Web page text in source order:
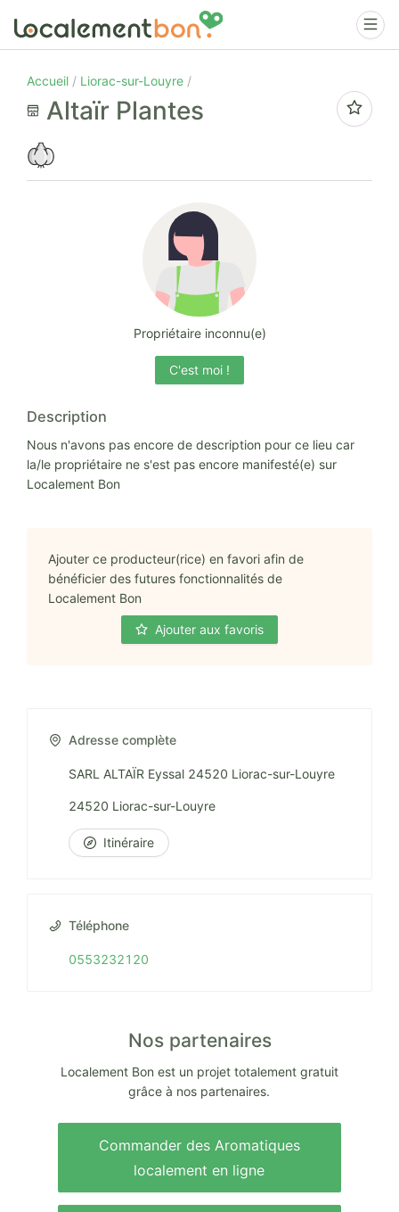
Accueil Liorac-sur-Louyre
Altaïr Plantes
Propriétaire inconnu(e)
C'est moi !
Description
Nous n'avons pas encore de description pour ce lieu car
la/le propriétaire ne s'est pas encore manifesté(e) sur
Localement Bon
Ajouter ce producteur(rice) en favori afin de
bénéficier des futures fonctionnalités de
Localement Bon
Ajouter aux favoris
Adresse complète
SARL ALTAÏR Eyssal 24520 Liorac-sur-Louyre
24520 Liorac-sur-Louyre
Itinéraire
Téléphone
0553232120
Nos partenaires
Localement Bon est un projet totalement gratuit
grâce à nos partenaires.
Commander des Aromatiques
localement en ligne